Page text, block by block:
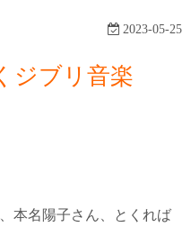
2023-05-25
ジブリ音楽
本名陽子さん、とくれば